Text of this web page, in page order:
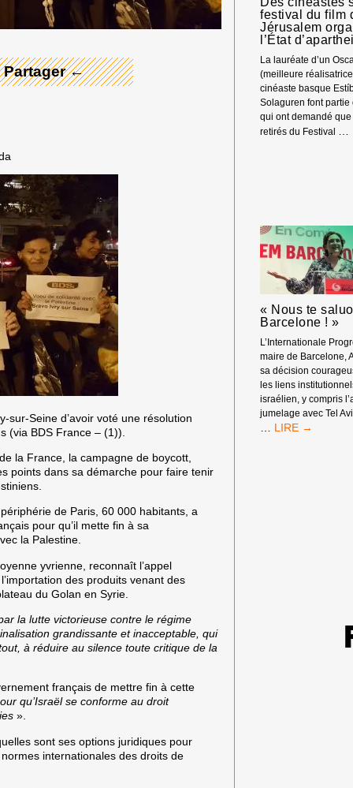
←
sur-Seine d’avoir voté une résolution
(via BDS France – (1)).
la France, la campagne de boycott,
points dans sa démarche pour faire tenir
de Paris, 60 000 habitants, a
pour qu’il mette fin à sa
la Palestine.
yvrienne, reconnaît l’appel
des produits venant des
du Golan en Syrie.
la lutte victorieuse contre le régime
grandissante et inacceptable, qui
à réduire au silence toute critique de la
français de mettre fin à cette
qu’Israël se conforme au droit
».
sont ses options juridiques pour
internationales des droits de
ET
LE
festival du film
Jérusalem
l’État
La lauréate d’un
(meilleure
cinéaste basque
Solaguren font partie
qui ont demandé
retirés du Festival
« Nous te
Barcelone ! »
L’Internationale
maire de Barcelone,
sa décision
les liens
israélien, y compris
jumelage avec Tel
« NOUS